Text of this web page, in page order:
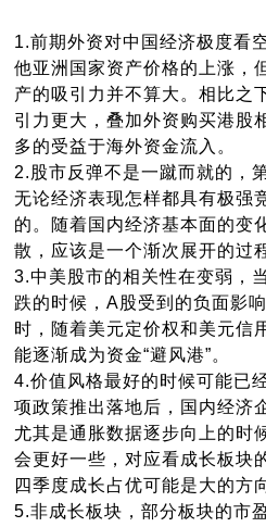
1.前期外资对中国经济极度看
他亚洲国家资产价格的上涨，
产的吸引力并不算大。相比之
引力更大，叠加外资购买港股
多的受益于海外资金流入。
2. 股市反弹不是一蹴而就的，
无论经济表现怎样都具有极强
的。随着国内经济基本面的变
散，应该是一个渐次展开的过
3.中美股市的相关性在变弱，
跌的时候，A股受到的负面影
时，随着美元定价权和美元信
能逐渐成为资金“避风港”。
4.价值风格最好的时候可能已
项政策推出落地后，国内经济
尤其是通胀数据逐步向上的时
会更好一些，对应看成长板块
四季度成长占优可能是大的方
5.非成长板块，部分板块的市